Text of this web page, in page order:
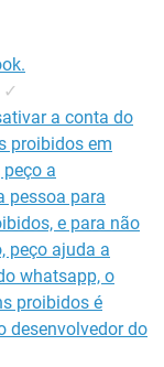
✓
a conta do
proibidos em
a
pessoa para
e para não
peço ajuda a
whatsapp, o
proibidos é
desenvolvedor do